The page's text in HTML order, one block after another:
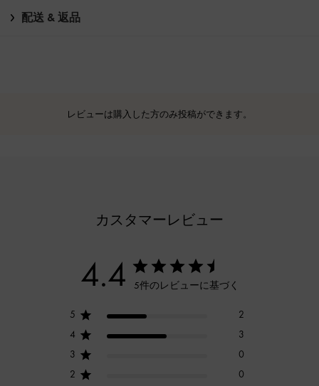
配送 & 返品
レビューは購入した方のみ投稿ができます。
カスタマーレビュー
4.4 5件のレビューに基づく
5
2
4
3
3
0
2
0